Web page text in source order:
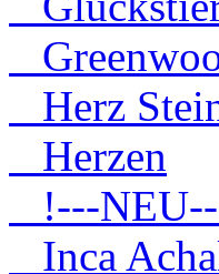
Herz
Herzen
!---
Inca